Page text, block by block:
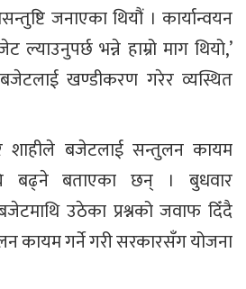
जनाएका थियौं । कार्यान्वयन
भन्ने हाम्रो माग थियो,’
खण्डीकरण गरेर व्यस्थित
शाहीले बजेटलाई सन्तुलन कायम
बढ्ने बताएका छन् । बुधवार
उठेका प्रश्नको जवाफ दिँदै
कायम गर्ने गरी सरकारसँग योजना